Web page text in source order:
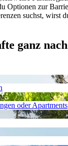
Optionen zur
suchst, wirst
ganz
oder Apartments